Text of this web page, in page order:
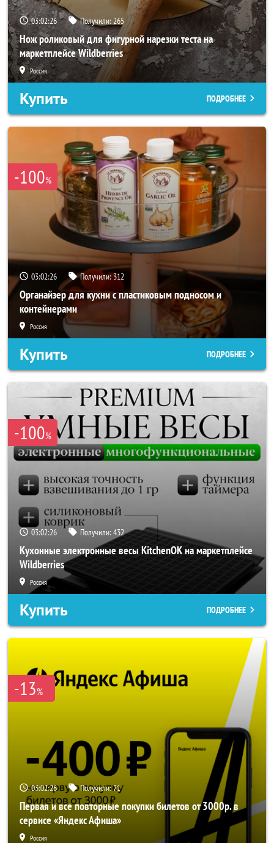
03:02:24 Получили:265
Нож роликовый для фигурной нарезки теста на
маркетплейсе Wildberries
Россия
Купить ПОДРОБНЕЕ
-100%
03:02:24 Получили:312
Органайзер для кухни с пластиковым подносом и
контейнерами
Россия
Купить ПОДРОБНЕЕ
-100%
03:02:24 Получили:432
Кухонные электронные весы KitchenOK на маркетплейсе
Wildberries
Россия
Купить ПОДРОБНЕЕ
-13%
03:02:24 Получили:71
Первая и все повторные покупки билетов от 3000р. в
сервисе «Яндекс Афиша»
Россия